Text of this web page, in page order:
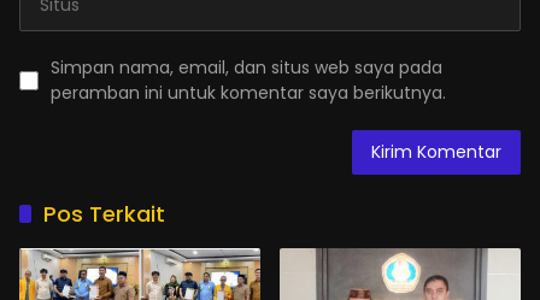
Simpan nama, email, dan situs web saya pada
peramban ini untuk komentar saya berikutnya.
Pos Terkait